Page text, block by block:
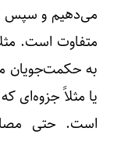
می‌دهیم و سپس
متفاوت است.
به حکمت‌جویان
یا مثلاً
است. حتی